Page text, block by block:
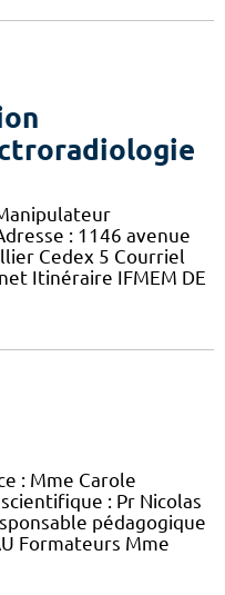
: 1146 avenue
Cedex 5 Courriel
Itinéraire IFMEM DE
: Mme Carole
: Pr Nicolas
pédagogique
Formateurs Mme